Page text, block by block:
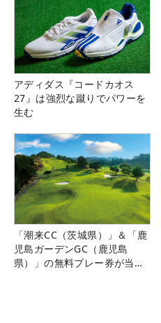
アディダス『コードカオス
27』は強烈な蹴りでパワーを
生む
「潮来CC（茨城県）」＆「鹿
児島ガーデンGC（鹿児島
県）」の無料プレー券が当た